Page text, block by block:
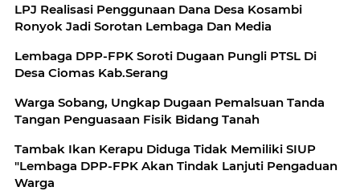
LPJ Realisasi Penggunaan Dana Desa Kosambi
Ronyok Jadi Sorotan Lembaga Dan Media
Lembaga DPP-FPK Soroti Dugaan Pungli PTSL Di
Desa Ciomas Kab.Serang
Warga Sobang, Ungkap Dugaan Pemalsuan Tanda
Tangan Penguasaan Fisik Bidang Tanah
Tambak Ikan Kerapu Diduga Tidak Memiliki SIUP
"Lembaga DPP-FPK Akan Tindak Lanjuti Pengaduan
Warga